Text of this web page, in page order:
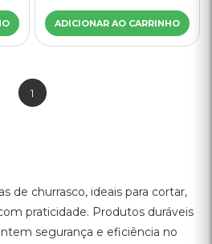
ADICIONAR AO CARRINHO
1
de churrasco, ideais para cortar,
praticidade. Produtos duráveis
segurança e eficiência no